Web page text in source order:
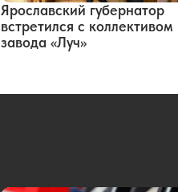
Ярославский губернатор
встретился с коллективом
завода «Луч»